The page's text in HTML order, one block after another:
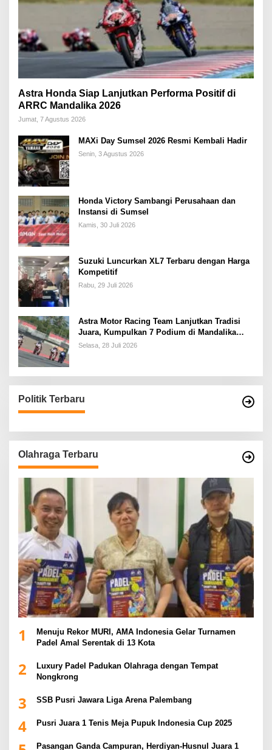
Astra Honda Siap Lanjutkan Performa Positif di
ARRC Mandalika 2026
Jumat, 7 Agustus 2026
MAXi Day Sumsel 2026 Resmi Kembali Hadir
Senin, 3 Agustus 2026
Honda Victory Sambangi Perusahaan dan
Instansi di Sumsel
Kamis, 30 Juli 2026
Suzuki Luncurkan XL7 Terbaru dengan Harga
Kompetitif
Rabu, 29 Juli 2026
Astra Motor Racing Team Lanjutkan Tradisi
Juara, Kumpulkan 7 Podium di Mandalika
Racing Series Putaran ke 3
Selasa, 28 Juli 2026
Politik Terbaru
Olahraga Terbaru
1
Menuju Rekor MURI, AMA Indonesia Gelar Turnamen
Padel Amal Serentak di 13 Kota
2
Luxury Padel Padukan Olahraga dengan Tempat
Nongkrong
3 SSB Pusri Jawara Liga Arena Palembang
4 Pusri Juara 1 Tenis Meja Pupuk Indonesia Cup 2025
Pasangan Ganda Campuran, Herdiyan-Husnul Juara 1